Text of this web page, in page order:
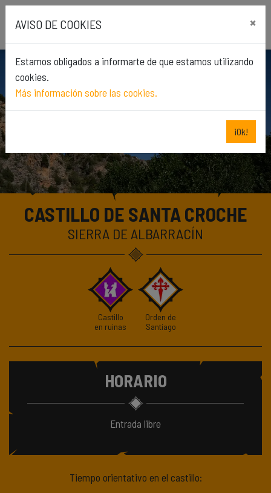
Skip
CASTILLO DE SANTA CROCHE
SIERRA DE ALBARRACÍN
Castillo
en ruinas
Orden de
Santiago
HORARIO
Entrada libre
Tiempo orientativo en el castillo:
AVISO DE COOKIES ×
Estamos obligados a informarte de que estamos utilizando
cookies.
Más información sobre las cookies.
¡Ok!